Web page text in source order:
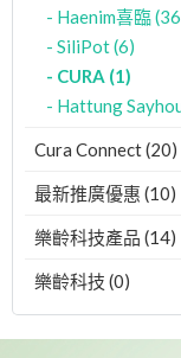
- Haenim喜臨
- SiliPot (6)
- CURA (1)
- Hattung
Cura Connect (20)
最新推廣優惠 (10)
樂齡科技產品 (14)
樂齡科技 (0)